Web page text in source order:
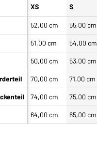
XS S
52,00 cm 55,00 cm
51,00 cm 54,00 cm
50,00 cm 53,00 cm
70,00 cm 71,00 cm
74,00 cm 75,00 cm
64,00 cm 65,00 cm